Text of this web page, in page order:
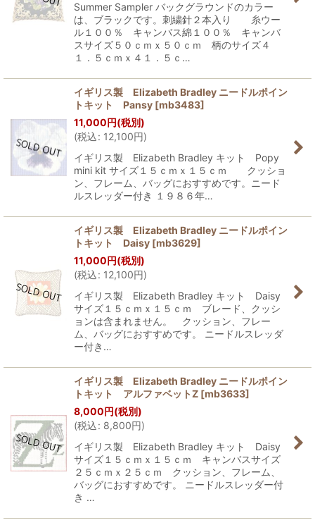
Summer Sampler バックグラウンドのカラー
は、ブラックです。刺繍針２本入り 糸ウー
ル１００％ キャンバス綿１００％ キャンバ
スサイズ５０ｃｍｘ５０ｃｍ 柄のサイズ４
１．５ｃｍｘ４１．５ｃ…
イギリス製 Elizabeth Bradley ニードルポイン
トキット Pansy [mb3483]
11,000円(税別)
(税込: 12,100円)
イギリス製 Elizabeth Bradley キット Popy
mini kit サイズ１５ｃｍｘ１５ｃｍ クッショ
ン、フレーム、バッグにおすすめです。ニード
ルスレッダー付き １９８６年…
イギリス製 Elizabeth Bradley ニードルポイン
トキット Daisy [mb3629]
11,000円(税別)
(税込: 12,100円)
イギリス製 Elizabeth Bradley キット Daisy
サイズ１５ｃｍｘ１５ｃｍ ブレード、クッシ
ョンは含まれません。 クッション、フレー
ム、バッグにおすすめです。 ニードルスレッダ
ー付き…
イギリス製 Elizabeth Bradley ニードルポイン
トキット アルファベットZ [mb3633]
8,000円(税別)
(税込: 8,800円)
イギリス製 Elizabeth Bradley キット Daisy
サイズ１５ｃｍｘ１５ｃｍ キャンバスサイズ
２５ｃｍｘ２５ｃｍ クッション、フレーム、
バッグにおすすめです。 ニードルスレッダー付
き …